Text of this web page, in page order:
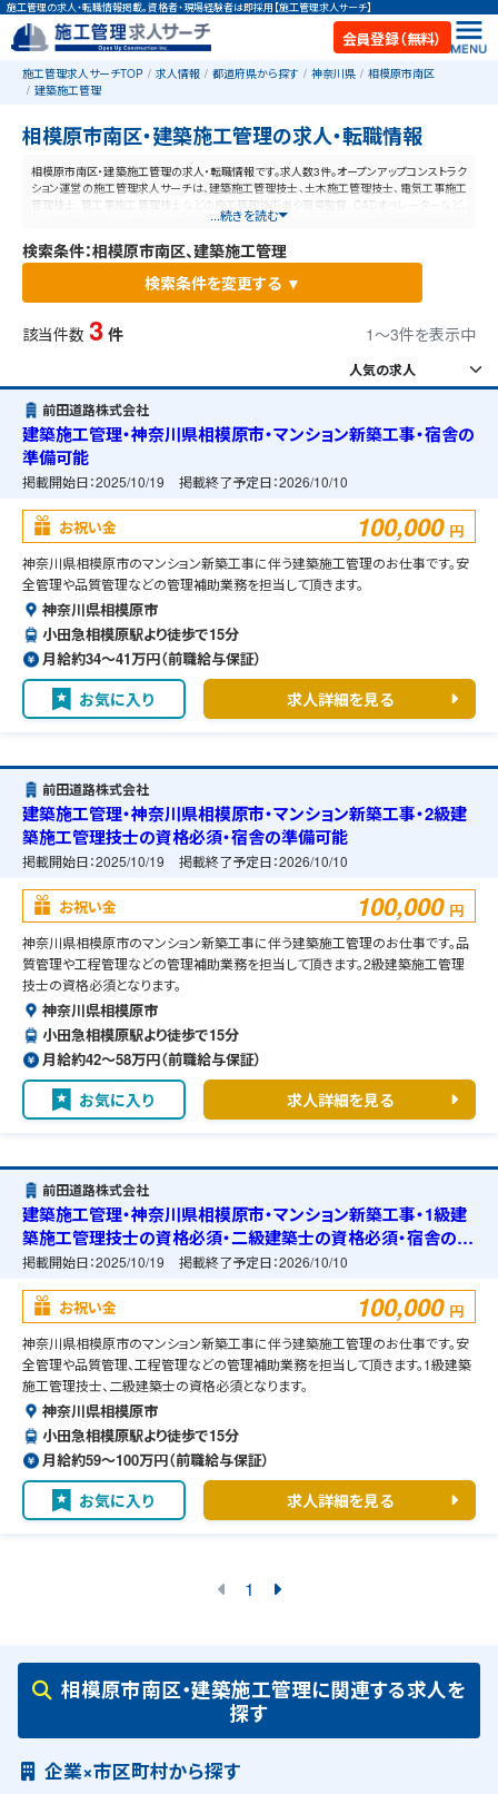
施工管理の求人・転職情報掲載。資格者・現場経験者は即採用【施工管理求人サーチ】
会員登録（無料）
施工管理求人サーチTOP 求人情報 都道府県から探す 神奈川県
相模原市南区
建築施工管理
相模原市南区・建築施工管理の求人・転職情報
相模原市南区・建築施工管理の求人・転職情報です。求人数3件。オープンアップコンストラク
ション運営の施工管理求人サーチは、建築施工管理技士、土木施工管理技士、電気工事施工
管理技士、管工事施工管理技士などの施工管理技術者や現場監督、CADオペレーターなど、
施工管理と建設業に特化した業界最大規模の求人ポータルサイトです。【毎日更新】業界最
...続きを読む
検索条件：相模原市南区、建築施工管理
検索条件を変更する ▼
該当件数 3 件 1〜3件を表示中
前田道路株式会社
建築施工管理・神奈川県相模原市・マンション新築工事・宿舎の
準備可能
掲載開始日：2025/10/19 掲載終了予定日：2026/10/10
お祝い金 100,000 円
神奈川県相模原市のマンション新築工事に伴う建築施工管理のお仕事です。安
全管理や品質管理などの管理補助業務を担当して頂きます。
神奈川県相模原市
小田急相模原駅より徒歩で15分
月給約34〜41万円（前職給与保証）
お気に入り 求人詳細を見る
前田道路株式会社
建築施工管理・神奈川県相模原市・マンション新築工事・2級建
築施工管理技士の資格必須・宿舎の準備可能
掲載開始日：2025/10/19 掲載終了予定日：2026/10/10
お祝い金 100,000 円
神奈川県相模原市のマンション新築工事に伴う建築施工管理のお仕事です。品
質管理や工程管理などの管理補助業務を担当して頂きます。2級建築施工管理
技士の資格必須となります。
神奈川県相模原市
小田急相模原駅より徒歩で15分
月給約42〜58万円（前職給与保証）
お気に入り 求人詳細を見る
前田道路株式会社
建築施工管理・神奈川県相模原市・マンション新築工事・1級建
築施工管理技士の資格必須・二級建築士の資格必須・宿舎の準
備可能
掲載開始日：2025/10/19 掲載終了予定日：2026/10/10
お祝い金 100,000 円
神奈川県相模原市のマンション新築工事に伴う建築施工管理のお仕事です。安
全管理や品質管理、工程管理などの管理補助業務を担当して頂きます。1級建築
施工管理技士、二級建築士の資格必須となります。
神奈川県相模原市
小田急相模原駅より徒歩で15分
月給約59〜100万円（前職給与保証）
お気に入り 求人詳細を見る
1
相模原市南区・建築施工管理に関連する求人を
探す
企業×市区町村から探す